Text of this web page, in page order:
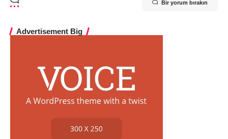
Bir yorum bırakın
Advertisement Big